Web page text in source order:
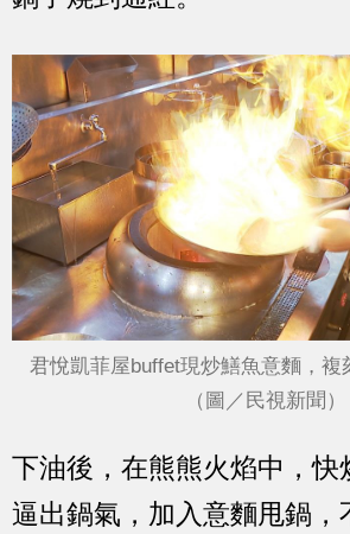
君悅凱菲屋buffet現炒鱔魚意麵，複
（圖／民視新聞）
下油後，在熊熊火焰中，快
逼出鍋氣，加入意麵甩鍋，